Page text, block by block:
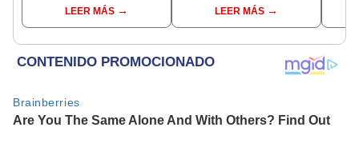
denunciarlo por
tocamientos: “Me
LEER MÁS
Kanashiro trabajaba: “Él
tiene sus…”
LEER MÁS
paz,